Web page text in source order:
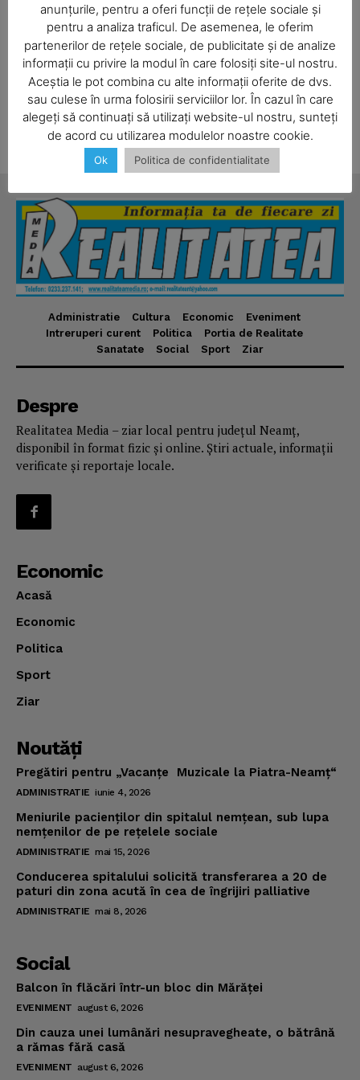
SUBSCRIBE NOW
Company
About
Contact us
Subscription Plans
My account
Delgaz Grid, la 0265.200.928 (număr taxabil cu tarif local din
rețeaua Telekom și cu tariful operatorului pentru toate
celelalte rețele de telefonie) și 0800.800.928 (număr gratuit,
apelabil din principalele rețele de telefonie fixă și mobilă).
Administratie Cultura Economic
Eveniment
Intreruperi curent
Politica
Portia de Realitate
Sanatate
Social Sport Ziar
Despre
Realitatea Media – ziar local pentru județul Neamț,
disponibil în format fizic și online. Știri actuale, informații
verificate și reportaje locale.
Economic
Acasă
Economic
Politica
Sport
Ziar
Noutăţi
Pregătiri pentru „Vacanţe Muzicale la Piatra-Neamţ“
ADMINISTRATIE iunie 4, 2026
Meniurile pacienţilor din spitalul nemţean, sub lupa
nemţenilor de pe reţelele sociale
ADMINISTRATIE mai 15, 2026
Conducerea spitalului solicită transferarea a 20 de
paturi din zona acută în cea de îngrijiri palliative
ADMINISTRATIE mai 8, 2026
Social
Balcon în flăcări într-un bloc din Mărăţei
EVENIMENT august 6, 2026
Din cauza unei lumânări nesupravegheate, o bătrână
a rămas fără casă
EVENIMENT august 6, 2026
anunțurile, pentru a oferi funcții de rețele sociale și
pentru a analiza traficul. De asemenea, le oferim
partenerilor de rețele sociale, de publicitate și de analize
informații cu privire la modul în care folosiți site-ul nostru.
Aceștia le pot combina cu alte informații oferite de dvs.
sau culese în urma folosirii serviciilor lor. În cazul în care
alegeți să continuați să utilizați website-ul nostru, sunteți
de acord cu utilizarea modulelor noastre cookie.
Ok Politica de confidentialitate